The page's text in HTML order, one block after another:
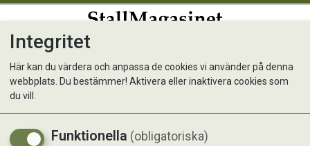
Vom Digestive (m Ris)
Köttbullar 560g
Integritet
Här kan du värdera och anpassa de cookies vi använder på denna
webbplats. Du bestämmer! Aktivera eller inaktivera cookies som
du vill.
Funktionella (obligatoriska)